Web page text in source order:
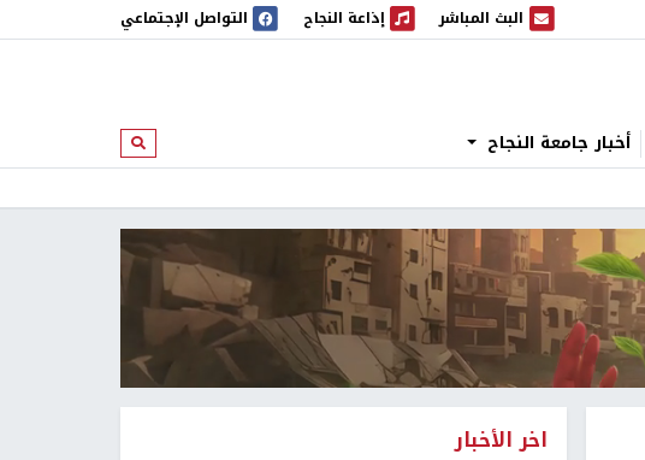
البث المباشر
البث المباشر إذاعة النجاح
إذاعة النجاح التواصل الإجتماعي
أخبار جامعة النجاح ابحث
اخر الأخبار